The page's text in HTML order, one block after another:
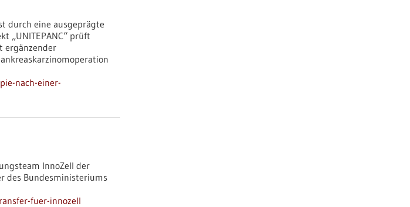
durch eine ausgeprägte
„UNITEPANC“ prüft
ergänzender
nach-einer-
InnoZell der
des Bundesministeriums
fuer-innozell